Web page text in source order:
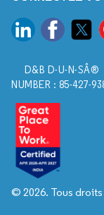
D&B D-U-N-SÂ®
NUMBER : 85-427-
© 2026. Tous